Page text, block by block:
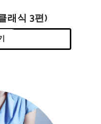
래식 3편)